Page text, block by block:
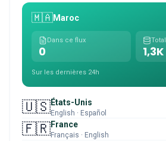
🇲🇦Maroc
Dans ce flux
0
Total
1,3K
Sur les dernières 24h
🇺🇸États-Unis
English · Español
🇫🇷France
Français · English